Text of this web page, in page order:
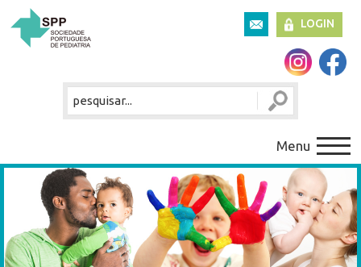
LOGIN
Menu